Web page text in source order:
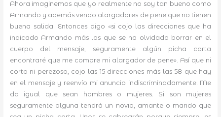
Ahora imaginemos que yo realmente no soy tan bueno como
Armando y además vendo alargadores de pene que no tienen
buena salida. Entonces digo «si cojo las direcciones que ha
indicado Armando más las que se ha olvidado borrar en el
cuerpo del mensaje, seguramente algún picha corta
encontraré que me compre mi alargador de pene». Así que ni
corto ni perezoso, cojo las 15 direcciones más las 58 que hay
en el mensaje y reenvío mi anuncio indiscriminadamente. Me
da igual que sean hombres o mujeres. Si son mujeres
seguramente alguna tendrá un novio, amante o marido que